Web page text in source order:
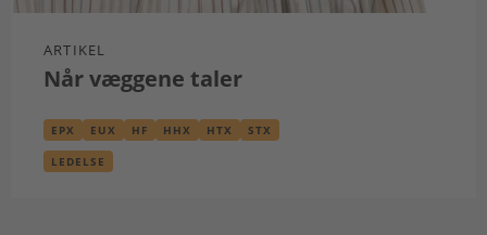
ARTIKEL
Når væggene taler
EPX EUX HF HHX HTX STX
LEDELSE